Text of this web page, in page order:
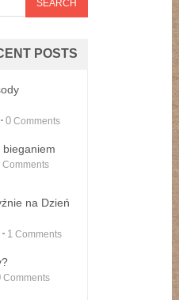
POSTS
0 Comments
Comments
na Dzień
1 Comments
Comments